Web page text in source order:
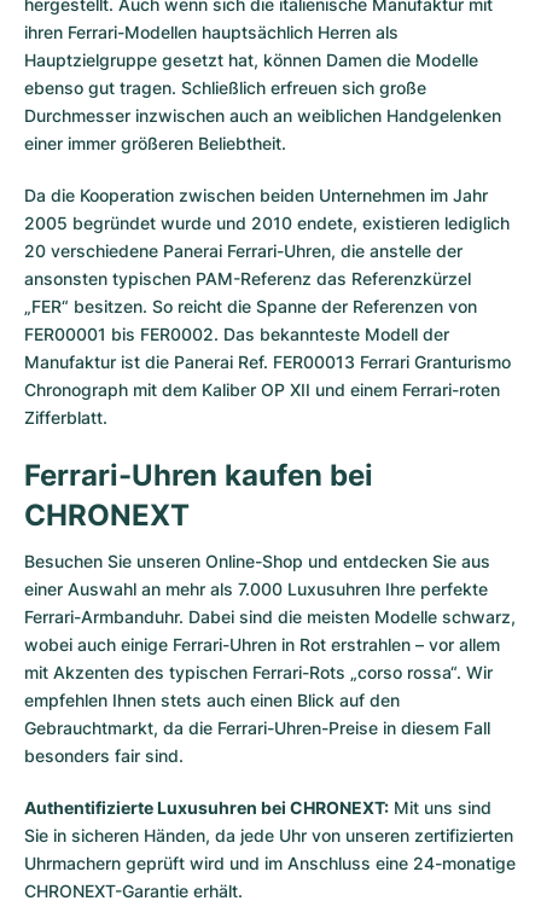
hergestellt. Auch wenn sich die italienische Manufaktur mit
ihren Ferrari-Modellen hauptsächlich Herren als
Hauptzielgruppe gesetzt hat, können Damen die Modelle
ebenso gut tragen. Schließlich erfreuen sich große
Durchmesser inzwischen auch an weiblichen Handgelenken
einer immer größeren Beliebtheit.
Da die Kooperation zwischen beiden Unternehmen im Jahr
2005 begründet wurde und 2010 endete, existieren lediglich
20 verschiedene Panerai Ferrari-Uhren, die anstelle der
ansonsten typischen PAM-Referenz das Referenzkürzel
„FER“ besitzen. So reicht die Spanne der Referenzen von
FER00001 bis FER0002. Das bekannteste Modell der
Manufaktur ist die Panerai Ref. FER00013 Ferrari Granturismo
Chronograph mit dem Kaliber OP XII und einem Ferrari-roten
Zifferblatt.
Ferrari-Uhren kaufen bei
CHRONEXT
Besuchen Sie unseren Online-Shop und entdecken Sie aus
einer Auswahl an mehr als 7.000 Luxusuhren Ihre perfekte
Ferrari-Armbanduhr. Dabei sind die meisten Modelle schwarz,
wobei auch einige Ferrari-Uhren in Rot erstrahlen – vor allem
mit Akzenten des typischen Ferrari-Rots „corso rossa“. Wir
empfehlen Ihnen stets auch einen Blick auf den
Gebrauchtmarkt, da die Ferrari-Uhren-Preise in diesem Fall
besonders fair sind.
Authentifizierte Luxusuhren bei CHRONEXT: Mit uns sind
Sie in sicheren Händen, da jede Uhr von unseren zertifizierten
Uhrmachern geprüft wird und im Anschluss eine 24-monatige
CHRONEXT-Garantie erhält.